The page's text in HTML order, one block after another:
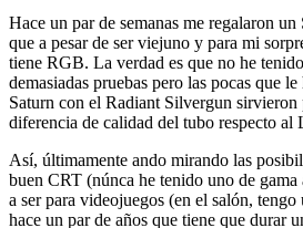
Hace un par de semanas me regalaron
que a pesar de ser viejuno y para mi
tiene RGB. La verdad es que no he
demasiadas pruebas pero las pocas que
Saturn con el Radiant Silvergun sirvieron
diferencia de calidad del tubo respecto al
Así, últimamente ando mirando las
buen CRT (núnca he tenido uno de
a ser para videojuegos (en el salón, tengo
hace un par de años que tiene que durar